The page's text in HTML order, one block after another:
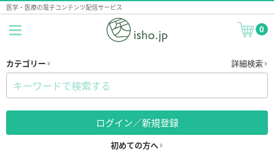
医学・医療の電子コンテンツ配信サービス
0
カテゴリー 詳細検索
ログイン／新規登録
初めての方へ